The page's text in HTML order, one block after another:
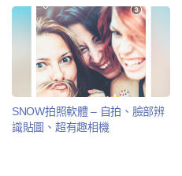
SNOW拍照軟體 – 自拍、臉部辨
識貼圖、超有趣相機